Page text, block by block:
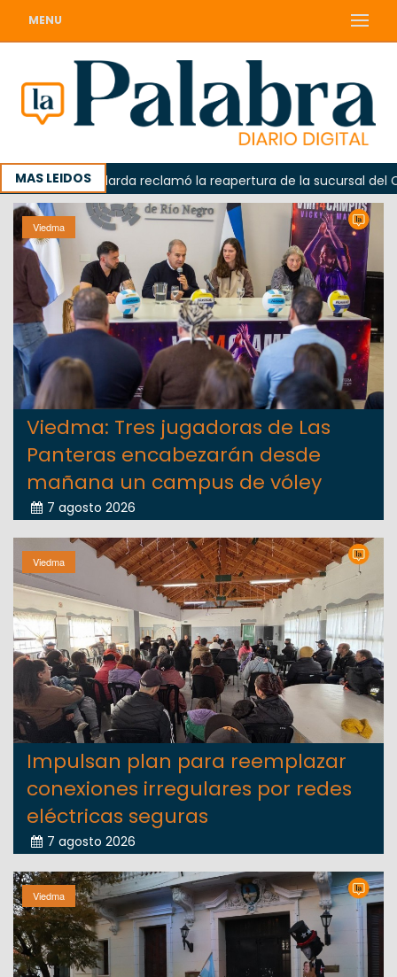
MENU
MAS LEIDOSOdarda reclamó la reapertura de la sucursal del
Viedma
Viedma: Tres jugadoras de Las
Panteras encabezarán desde
mañana un campus de vóley
7 agosto 2026
Viedma
Impulsan plan para reemplazar
conexiones irregulares por redes
eléctricas seguras
7 agosto 2026
Viedma